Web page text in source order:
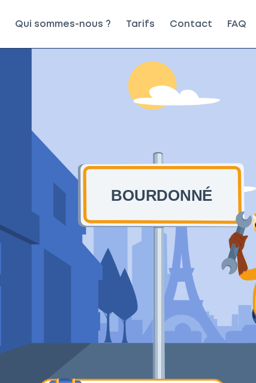
Qui sommes-nous ? Tarifs Contact FAQ
BOURDONNÉ